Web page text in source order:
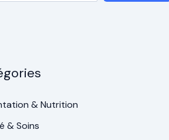
& Nutrition
& Soins